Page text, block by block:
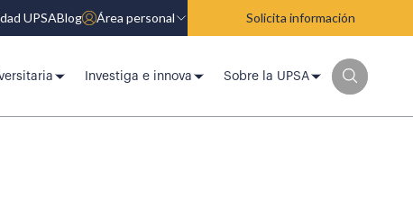
UPSABlog Área personal Solicita información
Investiga e innova Sobre la UPSA